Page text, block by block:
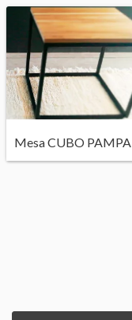
Mesa CUBO PAMPA